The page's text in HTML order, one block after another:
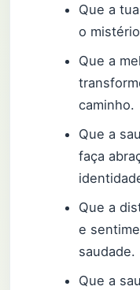
Que a
o
Que a
caminho.
Que a
faça
Que a
e
saudade.
Que a